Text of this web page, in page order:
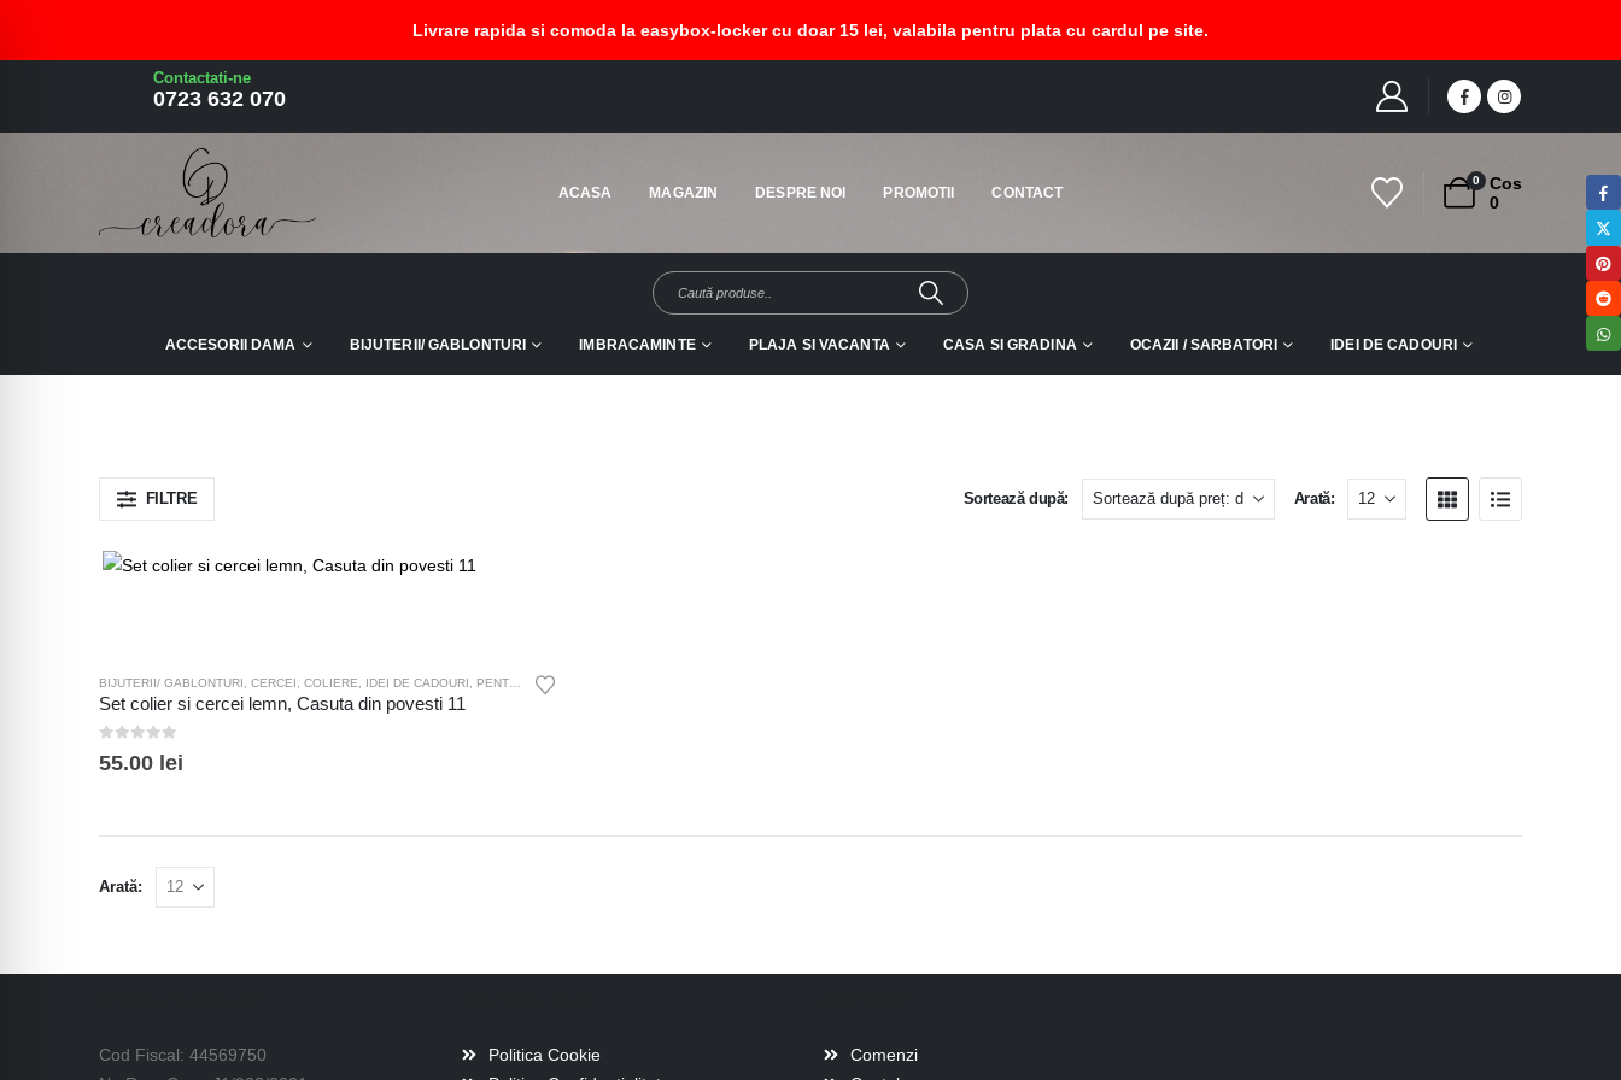
Livrare rapida si comoda la easybox-locker cu doar 15 lei, valabila pentru plata cu cardul pe site.
Contactati-ne
0723 632 070
ACASA MAGAZIN DESPRE NOI PROMOTII CONTACT
0
Cos
0
ACCESORII DAMA BIJUTERII/ GABLONTURI IMBRACAMINTE PLAJA SI VACANTA CASA SI GRADINA OCAZII / SARBATORI IDEI DE CADOURI
set colier si cercei pictat si lacuit SET COLIER SI CERCEI PICTAT SI LACUIT
FILTRE Sortează după: Arată:
BIJUTERII/ GABLONTURI CERCEI COLIERE IDEI DE CADOURI PENTRU FEMEI
Set colier si cercei lemn, Casuta din povesti 11
out of 5
55.00 lei
Arată:
Cod Fiscal: 44569750
Politica Cookie
Comenzi